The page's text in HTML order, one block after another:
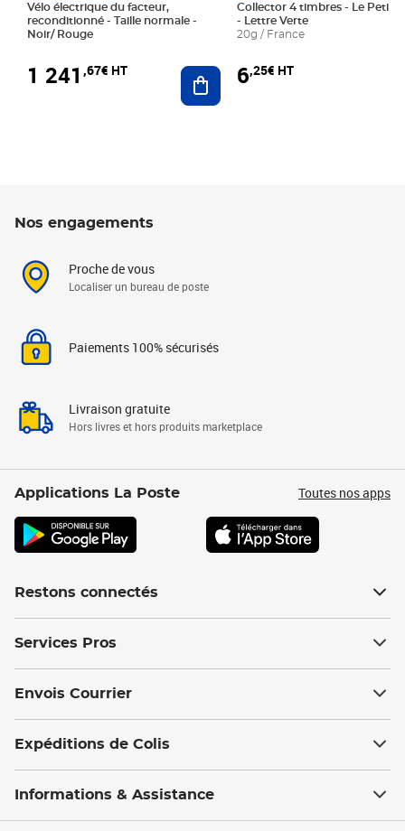
Vélo électrique du facteur,
reconditionné - Taille normale -
Noir/ Rouge
1 241 ,67€ HT Ajouter au panier
Collector 4 timbres - Le Petit
- Lettre Verte
20g / France
6,25€ HT
Nos engagements
Proche de vous
Localiser un bureau de poste
Paiements 100% sécurisés
Livraison gratuite
Hors livres et hors produits marketplace
Applications La Poste Toutes nos apps
Restons connectés
Services Pros
Envois Courrier
Expéditions de Colis
Informations & Assistance